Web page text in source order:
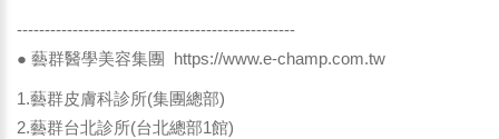
--------------------------------------------------
● 藝群醫學美容集團 https://www.e-champ.com.tw
1.藝群皮膚科診所(集團總部)
2.藝群台北診所(台北總部1館)